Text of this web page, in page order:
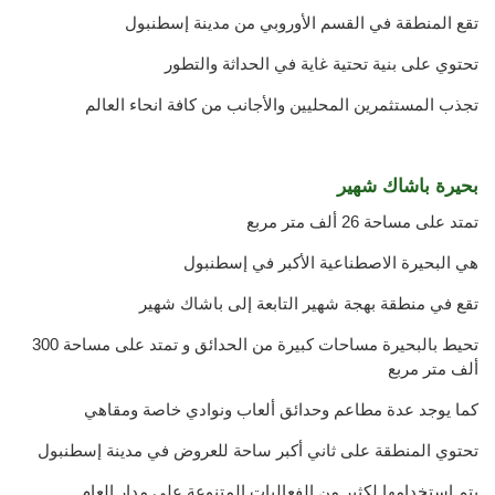
تقع المنطقة في القسم الأوروبي من مدينة إسطنبول
تحتوي على بنية تحتية غاية في الحداثة والتطور
تجذب المستثمرين المحليين والأجانب من كافة انحاء العالم
بحيرة باشاك شهير
تمتد على مساحة 26 ألف متر مربع
هي البحيرة الاصطناعية الأكبر في إسطنبول
تقع في منطقة بهجة شهير التابعة إلى باشاك شهير
تحيط بالبحيرة مساحات كبيرة من الحدائق و تمتد على مساحة 300
ألف متر مربع
كما يوجد عدة مطاعم وحدائق ألعاب ونوادي خاصة ومقاهي
تحتوي المنطقة على ثاني أكبر ساحة للعروض في مدينة إسطنبول
يتم استخدامها لكثير من الفعاليات المتنوعة على مدار العام